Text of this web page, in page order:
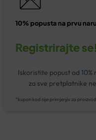
10% popusta na prvu
Registrirajte se!
Iskoristite popust od 10%
za sve pretplatnike
*kupon kod nije primjenjiv za